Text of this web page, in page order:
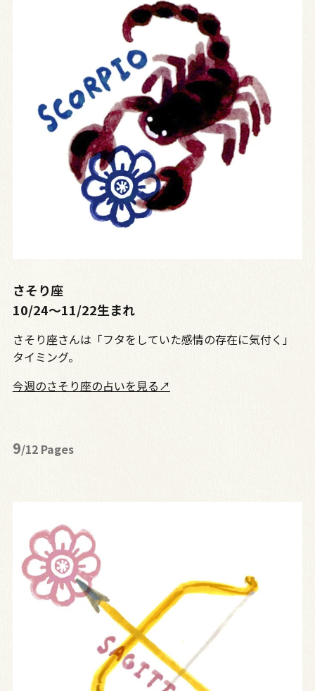
さそり座
10/24〜11/22生まれ
さそり座さんは「フタをしていた感情の存在に気付く」
タイミング。
今週のさそり座の占いを見る↗
9/12 Pages